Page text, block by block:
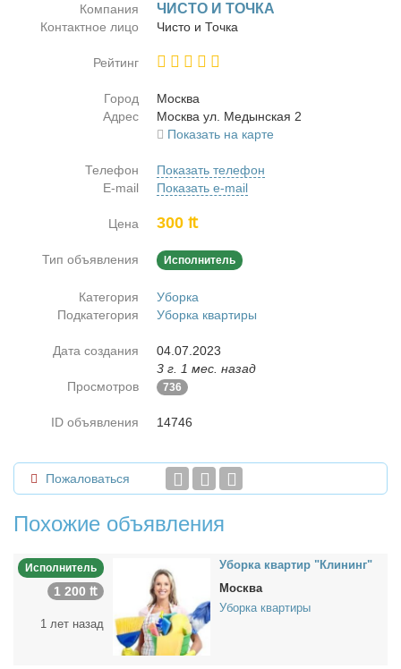
Компания ЧИСТО И ТОЧКА
Контактное лицо Чи­сто и Точ­ка
Рейтинг
Город
Москва
Адрес
Москва ул. Медын­ская 2
Показать на карте
Телефон
Показать телефон
E-mail
Показать e-mail
Цена 300 ₶
Тип объявления Исполнитель
Категория
Уборка
Подкатегория
Уборка квартиры
Дата создания
04.07.2023
3 г. 1 мес. назад
Просмотров
736
ID объявления 14746
Пожаловаться
Похожие объявления
Исполнитель
1 200 ₶
1 лет назад
Убор­ка квар­тир "Кли­нинг"
Москва
Уборка квартиры